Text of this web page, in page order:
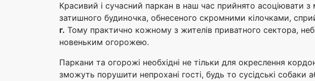
Красивий і сучасний паркан в наш час прийнято асоціювати
затишного будиночка, обнесеного скромними кілочками,
г. Тому практично кожному з жителів приватного сектора,
новеньким огорожею.
Паркани та огорожі необхідні не тільки для окреслення
зможуть порушити непрохані гості, будь то сусідські собаки